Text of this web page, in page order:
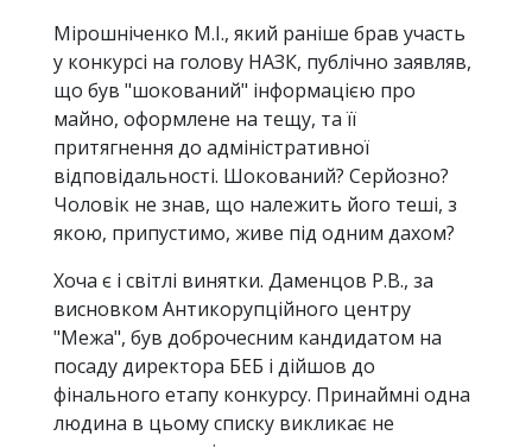
Мірошніченко М.І., який раніше брав участь
у конкурсі на голову НАЗК, публічно заявляв,
що був "шокований" інформацією про
майно, оформлене на тещу, та її
притягнення до адміністративної
відповідальності. Шокований? Серйозно?
Чоловік не знав, що належить його теші, з
якою, припустимо, живе під одним дахом?
Хоча є і світлі винятки. Даменцов Р.В., за
висновком Антикорупційного центру
"Межа", був доброчесним кандидатом на
посаду директора БЕБ і дійшов до
фінального етапу конкурсу. Принаймні одна
людина в цьому списку викликає не